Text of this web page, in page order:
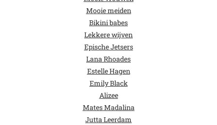
Mooie meiden
Bikini babes
Lekkere wijven
Epische Jetsers
Lana Rhoades
Estelle Hagen
Emily Black
Alizee
Mates Madalina
Jutta Leerdam